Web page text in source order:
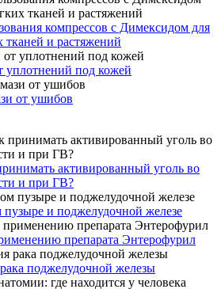
компрессов с Димексидом для
и растяжений
уплотнений под кожей
от ушибов
активированный уголь во
и при ГВ?
и поджелудочной железе
препарата Энтерофурил
рака поджелудочной железы